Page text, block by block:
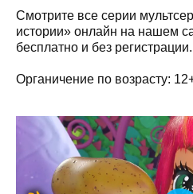
Смотрите все серии
истории» онлайн на нашем
бесплатно и без регистрации.
Органичение по возрасту: